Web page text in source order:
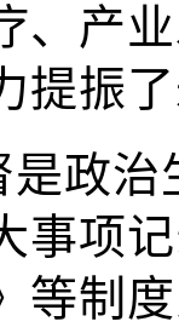
、产
提振
是政
事项
等制